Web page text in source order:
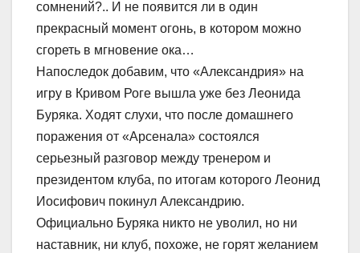
сомнений?.. И не появится ли в один
прекрасный момент огонь, в котором можно
сгореть в мгновение ока…
Напоследок добавим, что «Александрия» на
игру в Кривом Роге вышла уже без Леонида
Буряка. Ходят слухи, что после домашнего
поражения от «Арсенала» состоялся
серьезный разговор между тренером и
президентом клуба, по итогам которого Леонид
Иосифович покинул Александрию.
Официально Буряка никто не уволил, но ни
наставник, ни клуб, похоже, не горят желанием